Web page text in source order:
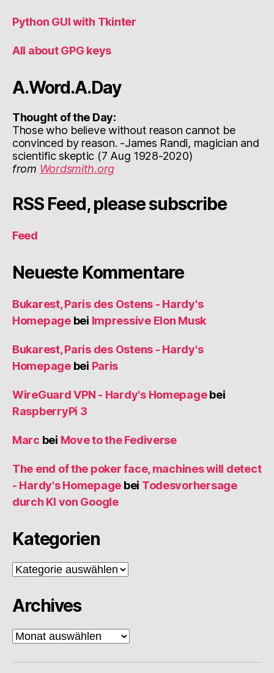
Python GUI with Tkinter
All about GPG keys
A.Word.A.Day
Thought of the Day:
Those who believe without reason cannot be
convinced by reason. -James Randi, magician and
scientific skeptic (7 Aug 1928-2020)
from Wordsmith.org
RSS Feed, please subscribe
Feed
Neueste Kommentare
Bukarest, Paris des Ostens - Hardy's
Homepagebei Impressive Elon Musk
Bukarest, Paris des Ostens - Hardy's
Homepagebei Paris
WireGuard VPN - Hardy's Homepagebei
RaspberryPi 3
Marc bei Move to the Fediverse
The end of the poker face, machines will detect
- Hardy's Homepage bei Todesvorhersage
durch KI von Google
Kategorien
Kategorien
Archives
Archives